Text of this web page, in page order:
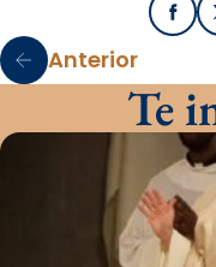
Anterior
Te